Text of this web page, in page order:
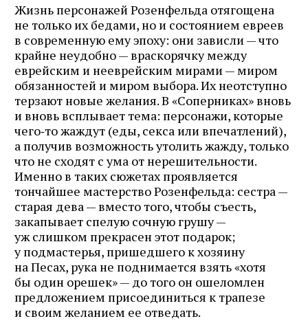
Жизнь персонажей Розенфельда отягощена
не только их бедами, но и состоянием евреев
в современную ему эпоху: они зависли — что
крайне неудобно — враскорячку между
еврейским и нееврейским мирами — миром
обязанностей и миром выбора. Их неотступно
терзают новые желания. В «Соперниках» вновь
и вновь всплывает тема: персонажи, которые
чего‑то жаждут (еды, секса или впечатлений),
а получив возможность утолить жажду, только
что не сходят с ума от нерешительности.
Именно в таких сюжетах проявляется
тончайшее мастерство Розенфельда: сестра —
старая дева — вместо того, чтобы съесть,
закапывает спелую сочную грушу —
уж слишком прекрасен этот подарок;
у подмастерья, пришедшего к хозяину
на Песах, рука не поднимается взять «хотя
бы один орешек» — до того он ошеломлен
предложением присоединиться к трапезе
и своим желанием ее отведать.